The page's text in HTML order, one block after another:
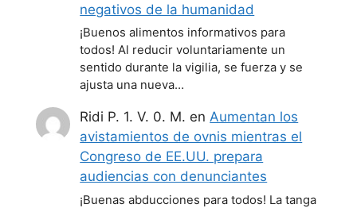
negativos de la humanidad
¡Buenos alimentos informativos para
todos! Al reducir voluntariamente un
sentido durante la vigilia, se fuerza y se
ajusta una nueva…
Ridi P. 1. V. 0. M. enAumentan los
avistamientos de ovnis mientras el
Congreso de EE.UU. prepara
audiencias con denunciantes
¡Buenas abducciones para todos! La tanga